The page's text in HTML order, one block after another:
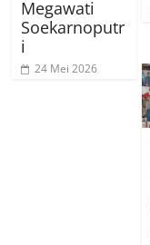
Megawati
Soekarnoputr
i
24 Mei 2026